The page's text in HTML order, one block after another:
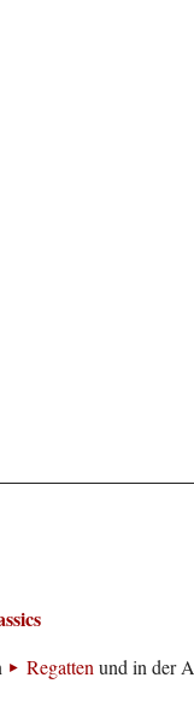
Regattenund in der